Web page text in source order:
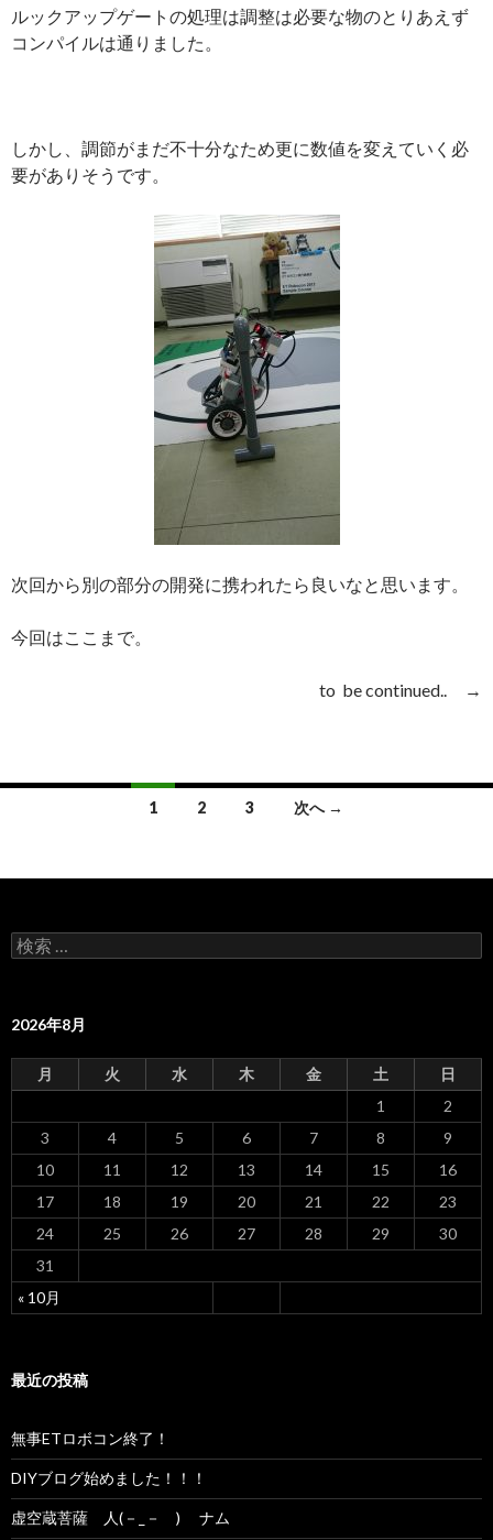
ルックアップゲートの処理は調整は必要な物のとりあえず
コンパイルは通りました。
しかし、調節がまだ不十分なため更に数値を変えていく必
要がありそうです。
次回から別の部分の開発に携われたら良いなと思います。
今回はここまで。
to be continued.. →
ビ
1 2 3 次へ →
検
索
2026年8月
月 火 水 木 金 土 日
« 10月
1
2
3
4 5 6 7 8
9
10
11 12 13 14 15
16
17
18 19 20 21 22
23
24
25 26 27 28 29
30
31
最近の投稿
無事ETロボコン終了！
DIYブログ始めました！！！
虚空蔵菩薩 人(－_－ ) ナム